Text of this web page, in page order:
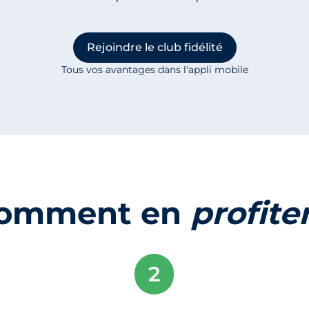
Rejoindre le club fidélité
Tous vos avantages dans l'appli mobile
en
2